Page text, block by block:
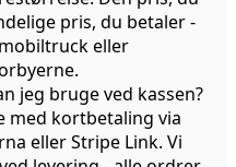
pris, du betaler -
eller
jeg bruge ved kassen?
med kortbetaling via
eller Stripe Link. Vi